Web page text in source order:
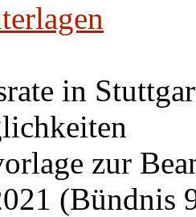
in
zur
(Bündnis